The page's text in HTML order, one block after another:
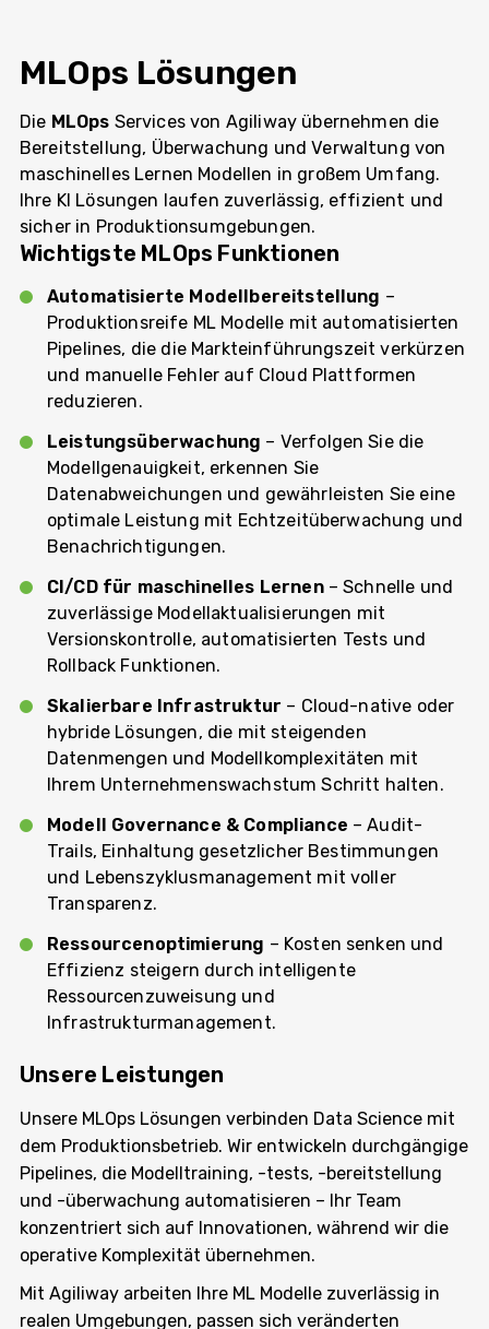
MLOps Lösungen
Die MLOps Services von Agiliway übernehmen die
Bereitstellung, Überwachung und Verwaltung von
maschinelles Lernen Modellen in großem Umfang.
Ihre KI Lösungen laufen zuverlässig, effizient und
sicher in Produktionsumgebungen.
Wichtigste MLOps Funktionen
Automatisierte Modellbereitstellung –
Produktionsreife ML Modelle mit automatisierten
Pipelines, die die Markteinführungszeit verkürzen
und manuelle Fehler auf Cloud Plattformen
reduzieren.
Leistungsüberwachung – Verfolgen Sie die
Modellgenauigkeit, erkennen Sie
Datenabweichungen und gewährleisten Sie eine
optimale Leistung mit Echtzeitüberwachung und
Benachrichtigungen.
CI/CD für maschinelles Lernen– Schnelle und
zuverlässige Modellaktualisierungen mit
Versionskontrolle, automatisierten Tests und
Rollback Funktionen.
Skalierbare Infrastruktur – Cloud-native oder
hybride Lösungen, die mit steigenden
Datenmengen und Modellkomplexitäten mit
Ihrem Unternehmenswachstum Schritt halten.
Modell Governance & Compliance – Audit-
Trails, Einhaltung gesetzlicher Bestimmungen
und Lebenszyklusmanagement mit voller
Transparenz.
Ressourcenoptimierung – Kosten senken und
Effizienz steigern durch intelligente
Ressourcenzuweisung und
Infrastrukturmanagement.
Unsere Leistungen
Unsere MLOps Lösungen verbinden Data Science mit
dem Produktionsbetrieb. Wir entwickeln durchgängige
Pipelines, die Modelltraining, -tests, -bereitstellung
und -überwachung automatisieren – Ihr Team
konzentriert sich auf Innovationen, während wir die
operative Komplexität übernehmen.
Mit Agiliway arbeiten Ihre ML Modelle zuverlässig in
realen Umgebungen, passen sich veränderten